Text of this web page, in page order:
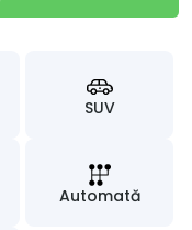
SUV
Automată